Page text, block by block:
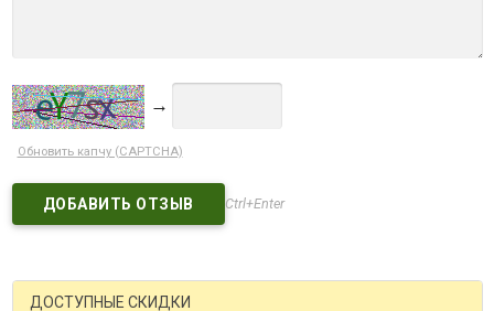
→
Обновить капчу (CAPTCHA)
Ctrl+Enter
ДОСТУПНЫЕ СКИДКИ